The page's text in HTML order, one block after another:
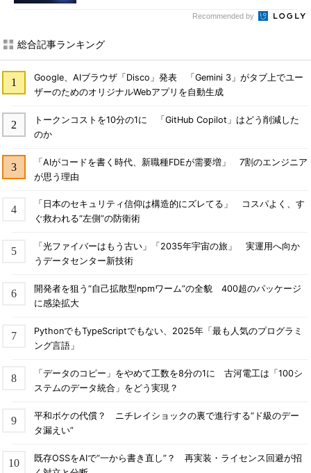
Recommended by
総合記事ランキング
Google、AIブラウザ「Disco」発表 「Gemini 3」がタブ上でユー
ザーのためのオリジナルWebアプリを自動生成
トークンコストを10分の1に 「GitHub Copilot」はどう削減した
のか
「AIがコードを書く時代、新職種FDEが需要増」 7割のエンジニア
が思う理由
「日本のセキュリティ信仰は構造的にズレてる」 コスパよく、す
ぐ救われる“左側”の防衛術
「光ファイバーはもう古い」「2035年宇宙の旅」 実運用へ向か
うデータセンター新技術
開発者を狙う“自己拡散型npmワーム”の全貌 400超のパッケージ
に感染拡大
PythonでもTypeScriptでもない、2025年「最も人気のプログラミ
ング言語」
「データのコピー」をやめて工数を8分の1に 古河電工は「100シ
ステムのデータ統合」をどう実現？
平和ボケの代償？ ニチレイショックの裏で進行する“ド級のデー
タ漏えい”
既存OSSをAIで“一から書き直し”？ 再実装・ライセンス回避が招